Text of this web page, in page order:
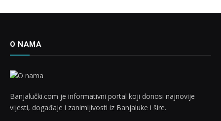
O NAMA
Banjalučki.com je informativni portal koji donosi najnovije
vijesti, događaje i zanimljivosti iz Banjaluke i šire.